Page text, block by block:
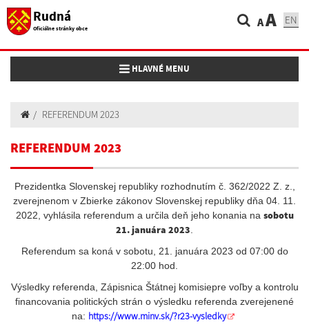
Rudná
Oficiálne stránky obce AA EN
Toggle navigation
HLAVNÉ MENU
REFERENDUM 2023
REFERENDUM 2023
Prezidentka Slovenskej republiky rozhodnutím č. 362/2022 Z. z.,
zverejnenom v Zbierke zákonov Slovenskej republiky dňa 04. 11.
2022, vyhlásila referendum a určila deň jeho konania na sobotu
21. januára 2023
Referendum sa koná v sobotu, 21. januára 2023 od 07:00 do
22:00 hod.
Výsledky referenda, Zápisnica Štátnej komisiepre voľby a kontrolu
financovania politických strán o výsledku referenda zverejenené
na: https://www.minv.sk/?r23-vysledky